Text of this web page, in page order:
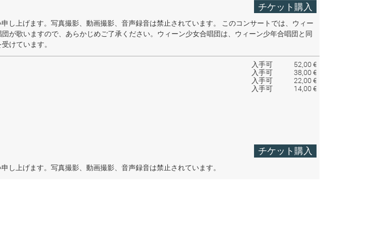
チケット購入
し上げます。写真撮影、動画撮影、音声録音は禁止されています。 このコンサートでは、ウィー
が歌いますので、あらかじめご了承ください。ウィーン少女合唱団は、ウィーン少年合唱団と同
けています。
入手可
52,00 €
入手可
38,00 €
入手可
22,00 €
入手可
14,00 €
チケット購入
し上げます。写真撮影、動画撮影、音声録音は禁止されています。